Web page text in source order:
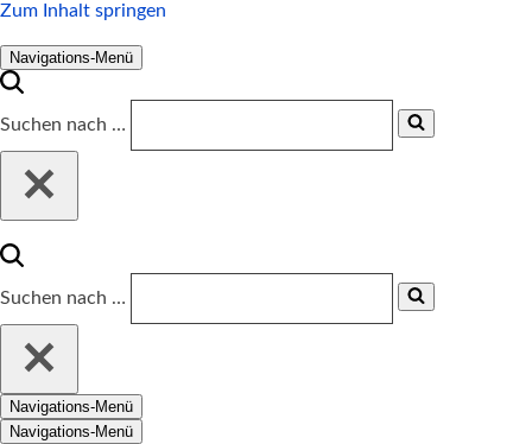
Zum Inhalt springen
Navigations-Menü
Suchen nach …
Suchen nach …
Navigations-Menü
Navigations-Menü